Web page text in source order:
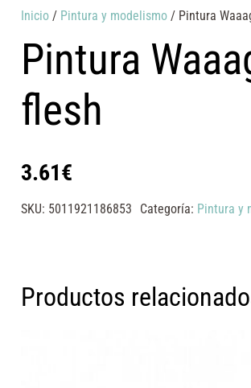
Inicio / Pintura y modelismo / Pintura
Pintura
flesh
3.61€
SKU: 5011921186853 Categoría: Pintura y
Productos